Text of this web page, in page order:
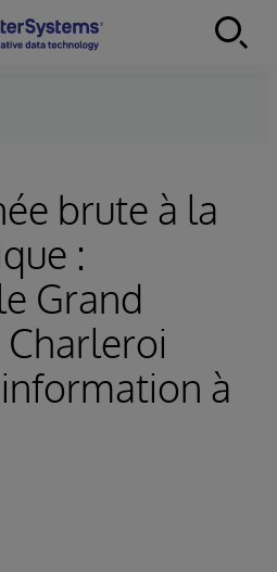
brute à la
:
Grand
à